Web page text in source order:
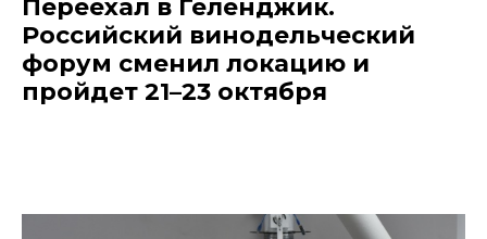
Переехал в Геленджик.
Российский винодельческий
форум сменил локацию и
пройдет 21–23 октября